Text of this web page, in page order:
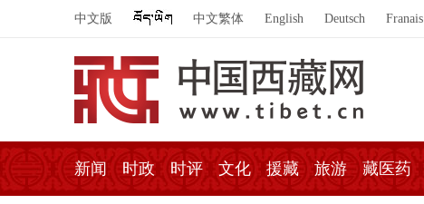
中文版 中文繁体 English Deutsch Franais
新闻 时政 时评 文化 援藏 旅游 藏医药